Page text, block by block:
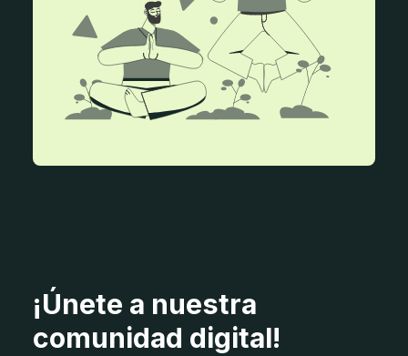
¡Únete a nuestra
comunidad digital!